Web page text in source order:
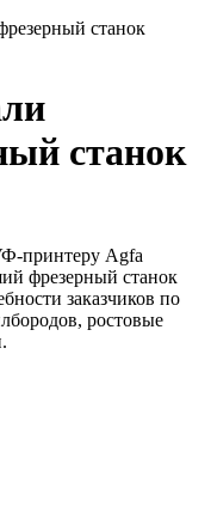
станок
станок
принтеру Agfa
фрезерный станок
заказчиков по
ростовые